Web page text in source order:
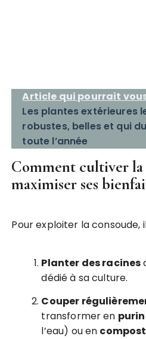
Article qui pourrait
Les plantes extérieures
robustes, belles et qui
toute l’année
Comment cultiver
maximiser ses
Pour exploiter la consoude,
Planter des racines
dédié à sa culture.
Couper
transformer en purin
l’eau) ou en compost